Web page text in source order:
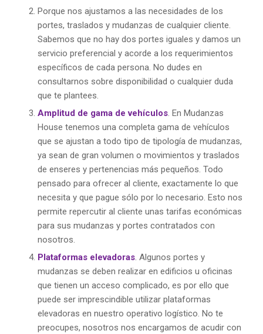
Porque nos ajustamos a las necesidades de los
portes, traslados y mudanzas de cualquier cliente.
Sabemos que no hay dos portes iguales y damos un
servicio preferencial y acorde a los requerimientos
específicos de cada persona. No dudes en
consultarnos sobre disponibilidad o cualquier duda
que te plantees.
Amplitud de gama de vehículos. En Mudanzas
House tenemos una completa gama de vehículos
que se ajustan a todo tipo de tipología de mudanzas,
ya sean de gran volumen o movimientos y traslados
de enseres y pertenencias más pequeños. Todo
pensado para ofrecer al cliente, exactamente lo que
necesita y que pague sólo por lo necesario. Esto nos
permite repercutir al cliente unas tarifas económicas
para sus mudanzas y portes contratados con
nosotros.
Plataformas elevadoras. Algunos portes y
mudanzas se deben realizar en edificios u oficinas
que tienen un acceso complicado, es por ello que
puede ser imprescindible utilizar plataformas
elevadoras en nuestro operativo logístico. No te
preocupes, nosotros nos encargamos de acudir con